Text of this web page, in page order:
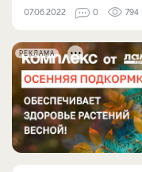
07.06.2022 0 794
РЕКЛАМА